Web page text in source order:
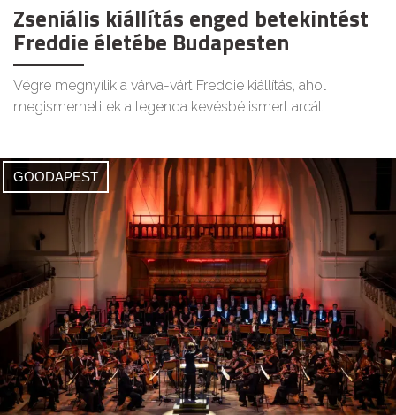
Zseniális kiállítás enged betekintést
Freddie életébe Budapesten
Végre megnyílik a várva-várt Freddie kiállítás, ahol
megismerhetitek a legenda kevésbé ismert arcát.
GOODAPEST